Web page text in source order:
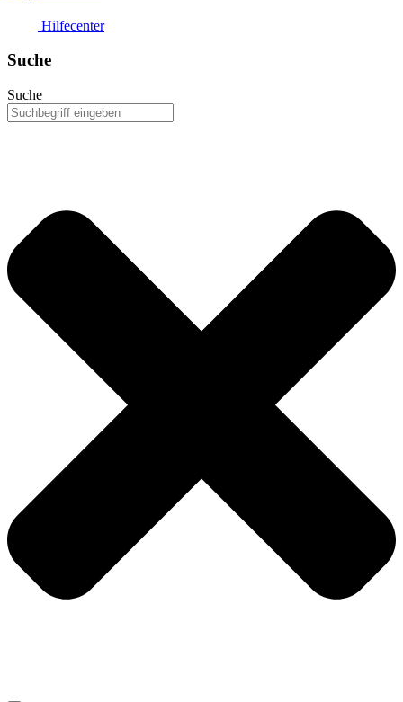
Hilfecenter
Suche
Suche